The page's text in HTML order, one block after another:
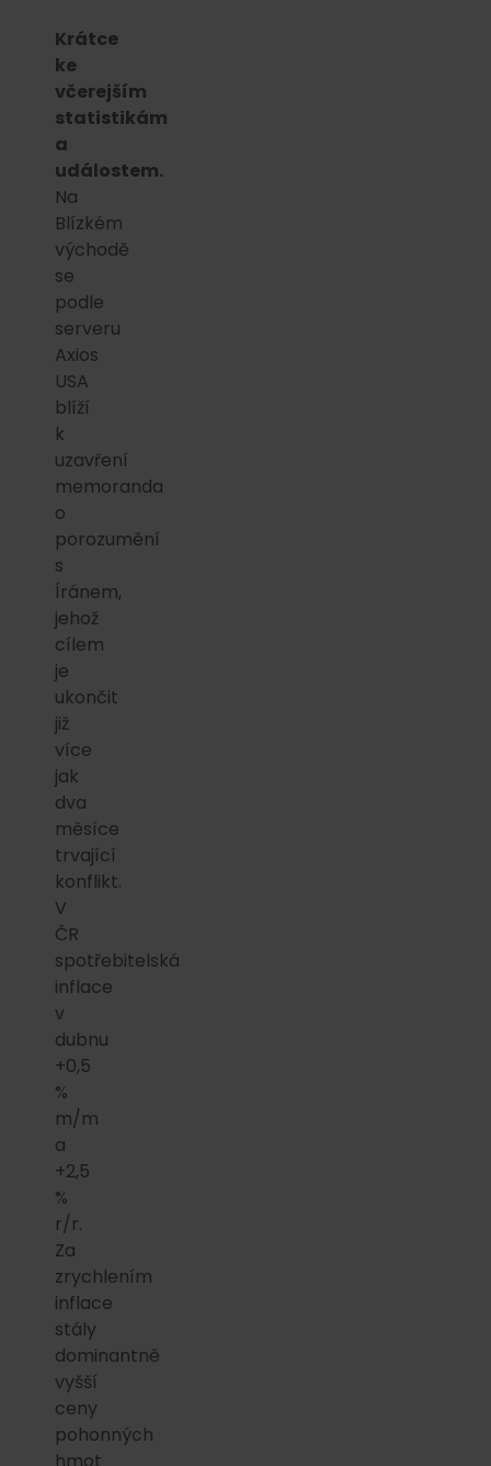
Krátce
ke
včerejším
statistikám
a
událostem.
Na
Blízkém
východě
se
podle
serveru
Axios
USA
blíží
k
uzavření
memoranda
o
porozumění
s
Íránem,
jehož
cílem
je
ukončit
již
více
jak
dva
měsíce
trvající
konflikt.
V
ČR
spotřebitelská
inflace
v
dubnu
+0,5
%
m/m
a
+2,5
%
r/r.
Za
zrychlením
inflace
stály
dominantně
vyšší
ceny
pohonných